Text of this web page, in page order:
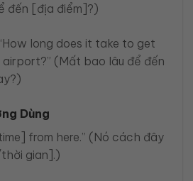
đến [địa điểm]?)
long does it take to get
(Mất bao lâu để đến
Dùng
from here.” (Nó cách đây
gian].)